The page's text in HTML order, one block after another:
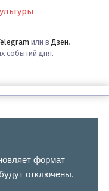
или в Дзен.
событий дня.
формат
отключены.